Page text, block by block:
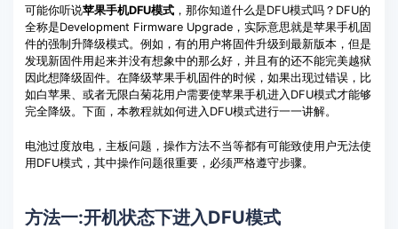
可能你听说苹果手机DFU模式，那你知道什么是DFU模式吗？DFU的
全称是Development Firmware Upgrade，实际意思就是苹果手机固
件的强制升降级模式。例如，有的用户将固件升级到最新版本，但是
发现新固件用起来并没有想象中的那么好，并且有的还不能完美越狱
因此想降级固件。在降级苹果手机固件的时候，如果出现过错误，比
如白苹果、或者无限白菊花用户需要使苹果手机进入DFU模式才能够
完全降级。下面，本教程就如何进入DFU模式进行一一讲解。
电池过度放电，主板问题，操作方法不当等都有可能致使用户无法使
用DFU模式，其中操作问题很重要，必须严格遵守步骤。
方法一:开机状态下进入DFU模式